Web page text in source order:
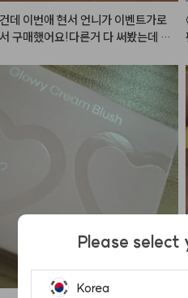
데 이번애 현서 언니가 이벤트가로
구매했어요!다른거 다 써봤는데 에
Please select
Korea